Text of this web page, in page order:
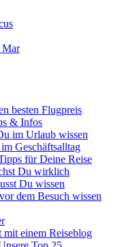
Mar
besten Flugpreis
& Infos
im Urlaub wissen
Geschäftsalltag
für Deine Reise
Du wirklich
Du wissen
dem Besuch wissen
einem Reiseblog